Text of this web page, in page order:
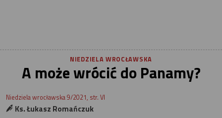
NIEDZIELA WROCŁAWSKA
A może wrócić do Panamy?
Niedziela wrocławska 9/2021, str. VI
Ks. Łukasz Romańczuk